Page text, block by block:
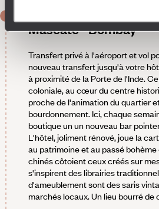
Mascate - Bombay
Transfert privé à l'aéroport et vol
nouveau transfert jusqu'à votre
à proximité de la Porte de l'Inde.
coloniale, au cœur du centre
proche de l'animation du quartier
bourdonnement. Ici, chaque
boutique un un nouveau bar
L'hôtel, joliment rénové, joue la
au patrimoine et au passé
chinés côtoient ceux créés sur
s'inspirent des librairies
d'ameublement sont des saris
marchés locaux. Un lieu bourré de